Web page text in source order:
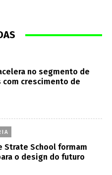
no segmento de
crescimento de
Strate School formam
o design do futuro